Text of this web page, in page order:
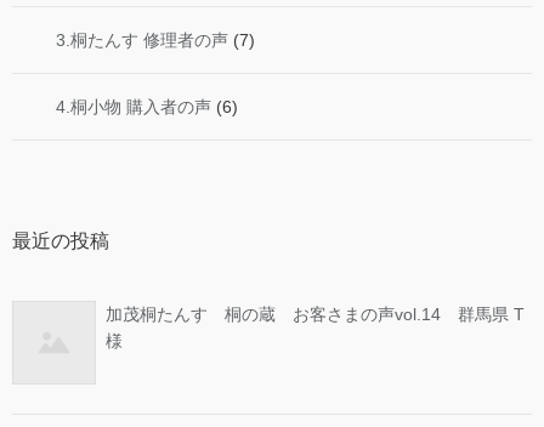
3.桐たんす 修理者の声 (7)
4.桐小物 購入者の声 (6)
最近の投稿
加茂桐たんす 桐の蔵 お客さまの声vol.14 群馬県 T
様